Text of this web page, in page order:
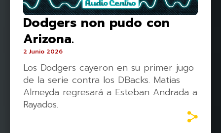
Dodgers non pudo con
Arizona.
2 Junio 2026
Los Dodgers cayeron en su primer jugo
de la serie contra los DBacks. Matias
Almeyda regresará a Esteban Andrada a
Rayados.